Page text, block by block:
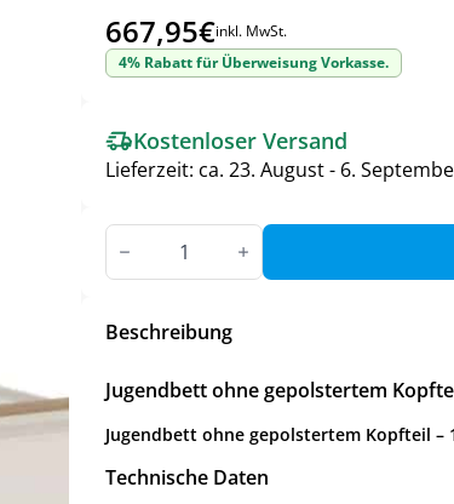
667,95€inkl. MwSt.
4% Rabatt für Überweisung Vorkasse.
Kostenloser Versand
Lieferzeit: ca. 23. August - 6.
Jugendbett
ohne
gepolstertem
100x200
Beschreibung
Jugendbett ohne gepolstertem
Jugendbett ohne gepolstertem Kopfteil –
Technische Daten